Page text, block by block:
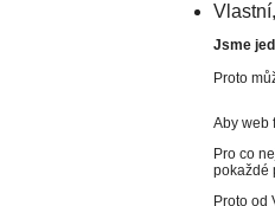
Jsme
Proto
Aby web
Pro co
pokaždé
Proto od